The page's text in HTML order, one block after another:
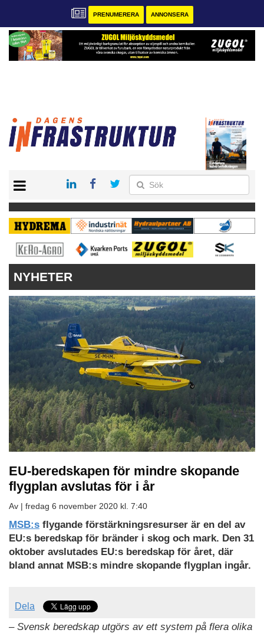
PRENUMERERA ANNONSERA
KONTAKT
VÅRA ANDRA MAGASIN
PRENUMERERA
NYHETER
EU-beredskapen för mindre skopande
flygplan avslutas för i år
Av | fredag 6 november 2020 kl. 7:40
MSB:s flygande förstärkningsresurser är en del av
EU:s beredskap för bränder i skog och mark. Den 31
oktober avslutades EU:s beredskap för året, där
bland annat MSB:s mindre skopande flygplan ingår.
Dela
– Svensk beredskap utgörs av ett system på flera olika